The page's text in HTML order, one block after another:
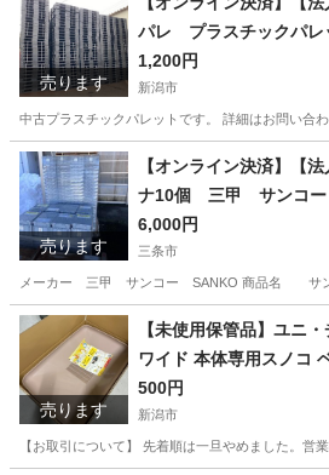
売ります
パレ プラスチックパレ
1,200円
新潟市
中古プラスチックパレットです。 詳細はお問い合
新潟 新潟市 その他 プラパレ
売ります
【オンライン決済】【
ナ10個 三甲 サンコ
付きコンテナ
6,000円
三条市
メーカー 三甲 サンコー SANKO 商品名 サン
新潟 三条市 その他 コンテナ
売ります
【未使用保管品】ユニ
ワイド 本体専用スノコ
ーツ 猫用システムトイレ
500円
新潟市
【お取引について】 先着順は一旦やめました。